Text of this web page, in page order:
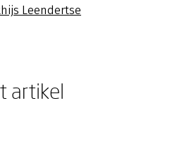
Leendertse
artikel